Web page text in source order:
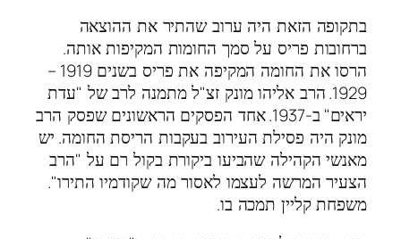
בתקופה הזאת היה ערוב שהתיר את ההוצאה
ברחובות פריס על סמך החומות המקיפות אותה.
הרסו את החומה המקיפה את פריס בשנים
1919 –
1929. הרב אליהו מונק זצ"ל מתמנה לרב של "עדת
יראים"ב-1937.
אחד הפסקים הראשונים שפסק הרב
מונק היה פסילת העירוב בעקבות הריסת החומה. יש
מאנשי הקהילה שהביעו ביקורת בקול רם על "הרב
הצעיר המרשה לעצמו לאסור מה שקודמיו התירו".
משפחת קליין תמכה בו.